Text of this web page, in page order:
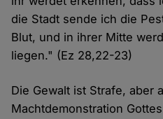
die Stadt sende ich die
Blut, und in ihrer Mitte
liegen." (Ez 28,22-23)
Die Gewalt ist Strafe, aber
Machtdemonstration